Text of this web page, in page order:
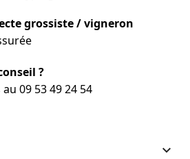
grossiste / vigneron
?
09 53 49 24 54
